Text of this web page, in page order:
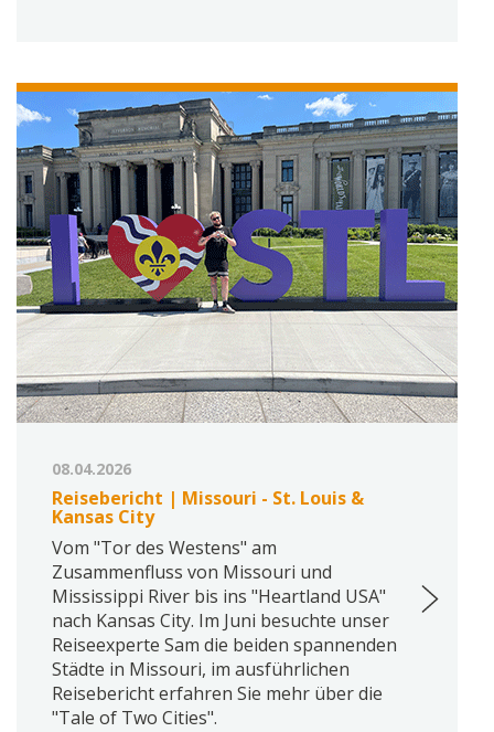
08.04.2026
Reisebericht | Missouri - St. Louis &
Kansas City
Vom "Tor des Westens" am
Zusammenfluss von Missouri und
Mississippi River bis ins "Heartland USA"
nach Kansas City. Im Juni besuchte unser
Reiseexperte Sam die beiden spannenden
Städte in Missouri, im ausführlichen
Reisebericht erfahren Sie mehr über die
"Tale of Two Cities".